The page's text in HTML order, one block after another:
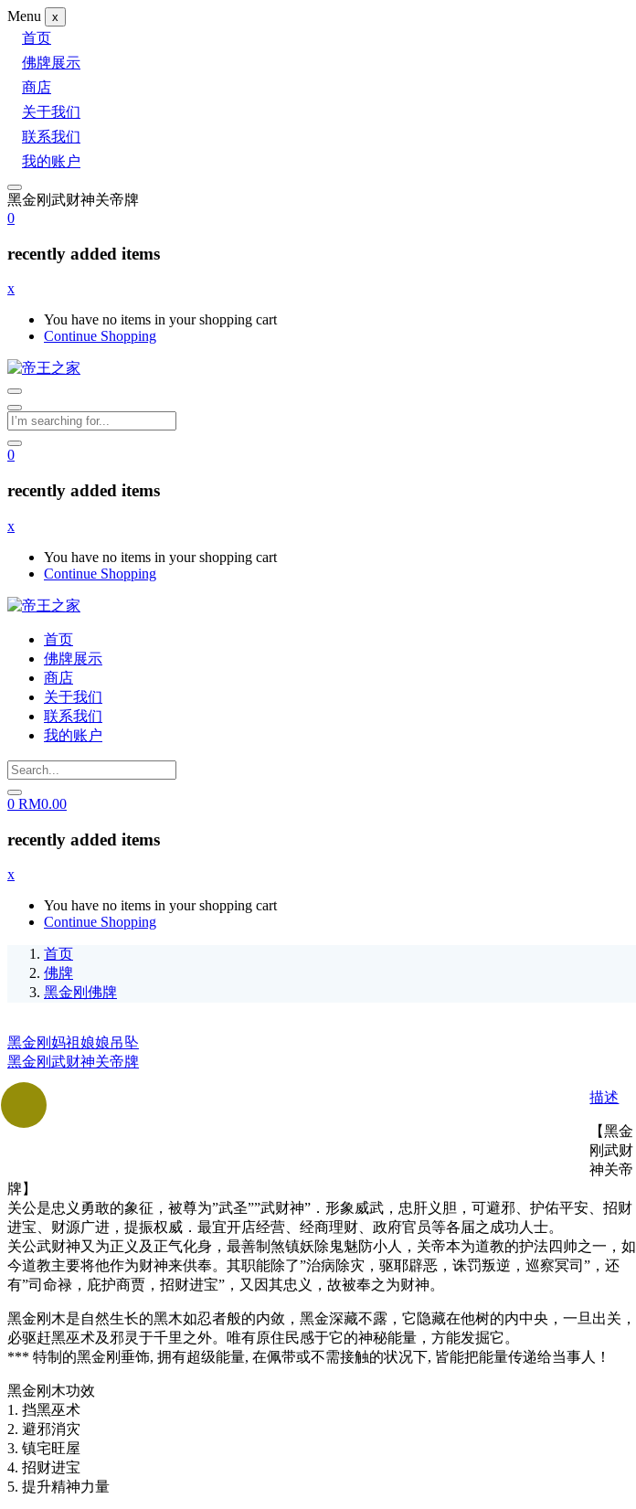
Menu x
首页
佛牌展示
商店
关于我们
联系我们
我的账户
黑金刚武财神关帝牌
0
recently added items
x
You have no items in your shopping cart
Continue Shopping
0
recently added items
x
You have no items in your shopping cart
Continue Shopping
首页
佛牌展示
商店
关于我们
联系我们
我的账户
0 RM0.00
recently added items
x
You have no items in your shopping cart
Continue Shopping
首页
佛牌
黑金刚佛牌
黑金刚妈祖娘娘吊坠
黑金刚武财神关帝牌
描述
【黑金
刚武财
神关帝
牌】
关公是忠义勇敢的象征，被尊为”武圣””武财神”．形象威武，忠肝义胆，可避邪、护佑平安、招财
进宝、财源广进，提振权威．最宜开店经营、经商理财、政府官员等各届之成功人士。
关公武财神又为正义及正气化身，最善制煞镇妖除鬼魅防小人，关帝本为道教的护法四帅之一，如
今道教主要将他作为财神来供奉。其职能除了”治病除灾，驱耶辟恶，诛罚叛逆，巡察冥司”，还
有”司命禄，庇护商贾，招财进宝”，又因其忠义，故被奉之为财神。
黑金刚木是自然生长的黑木如忍者般的内敛，黑金深藏不露，它隐藏在他树的内中央，一旦出关，
必驱赶黑巫术及邪灵于千里之外。唯有原住民感于它的神秘能量，方能发掘它。
*** 特制的黑金刚垂饰, 拥有超级能量, 在佩带或不需接触的状况下, 皆能把能量传递给当事人！
黑金刚木功效
1. 挡黑巫术
2. 避邪消灾
3. 镇宅旺屋
4. 招财进宝
5. 提升精神力量